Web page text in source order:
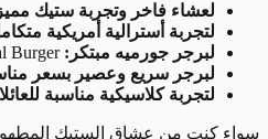
لعشاء فاخر وتجربة ستيك
لتجربة أسترالية أمريكية
لبرجر جورميه مبتكر: Regal Burger
لبرجر سريع وعصير بسعر
لتجربة كلاسيكية مناسبة
سواء كنت من عشاق الستيك المطهو